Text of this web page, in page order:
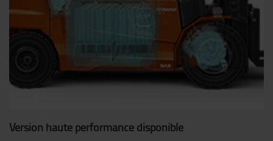
Version haute performance disponible